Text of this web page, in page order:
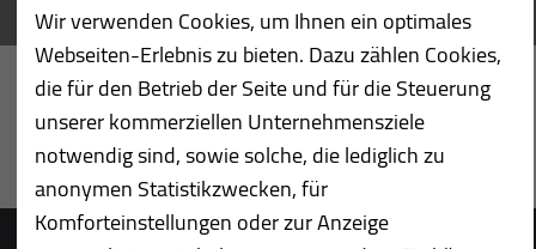
Wir verwenden Cookies, um Ihnen ein optimales
Webseiten-Erlebnis zu bieten. Dazu zählen Cookies,
die für den Betrieb der Seite und für die Steuerung
unserer kommerziellen Unternehmensziele
notwendig sind, sowie solche, die lediglich zu
anonymen Statistikzwecken, für
Komforteinstellungen oder zur Anzeige